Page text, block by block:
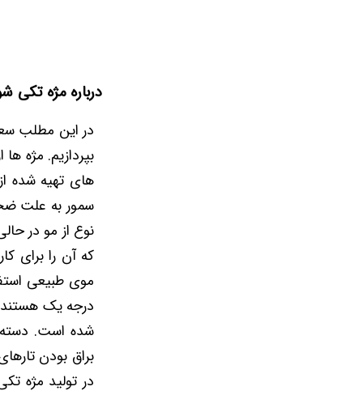
درباره مژه تکی
در این مطلب
بپردازیم. مژه
های تهیه شده
سمور به علت
نوع از مو در
که آن را برای
موی طبیعی
درجه یک هستند.
شده است. دسته
براق بودن
در تولید مژه